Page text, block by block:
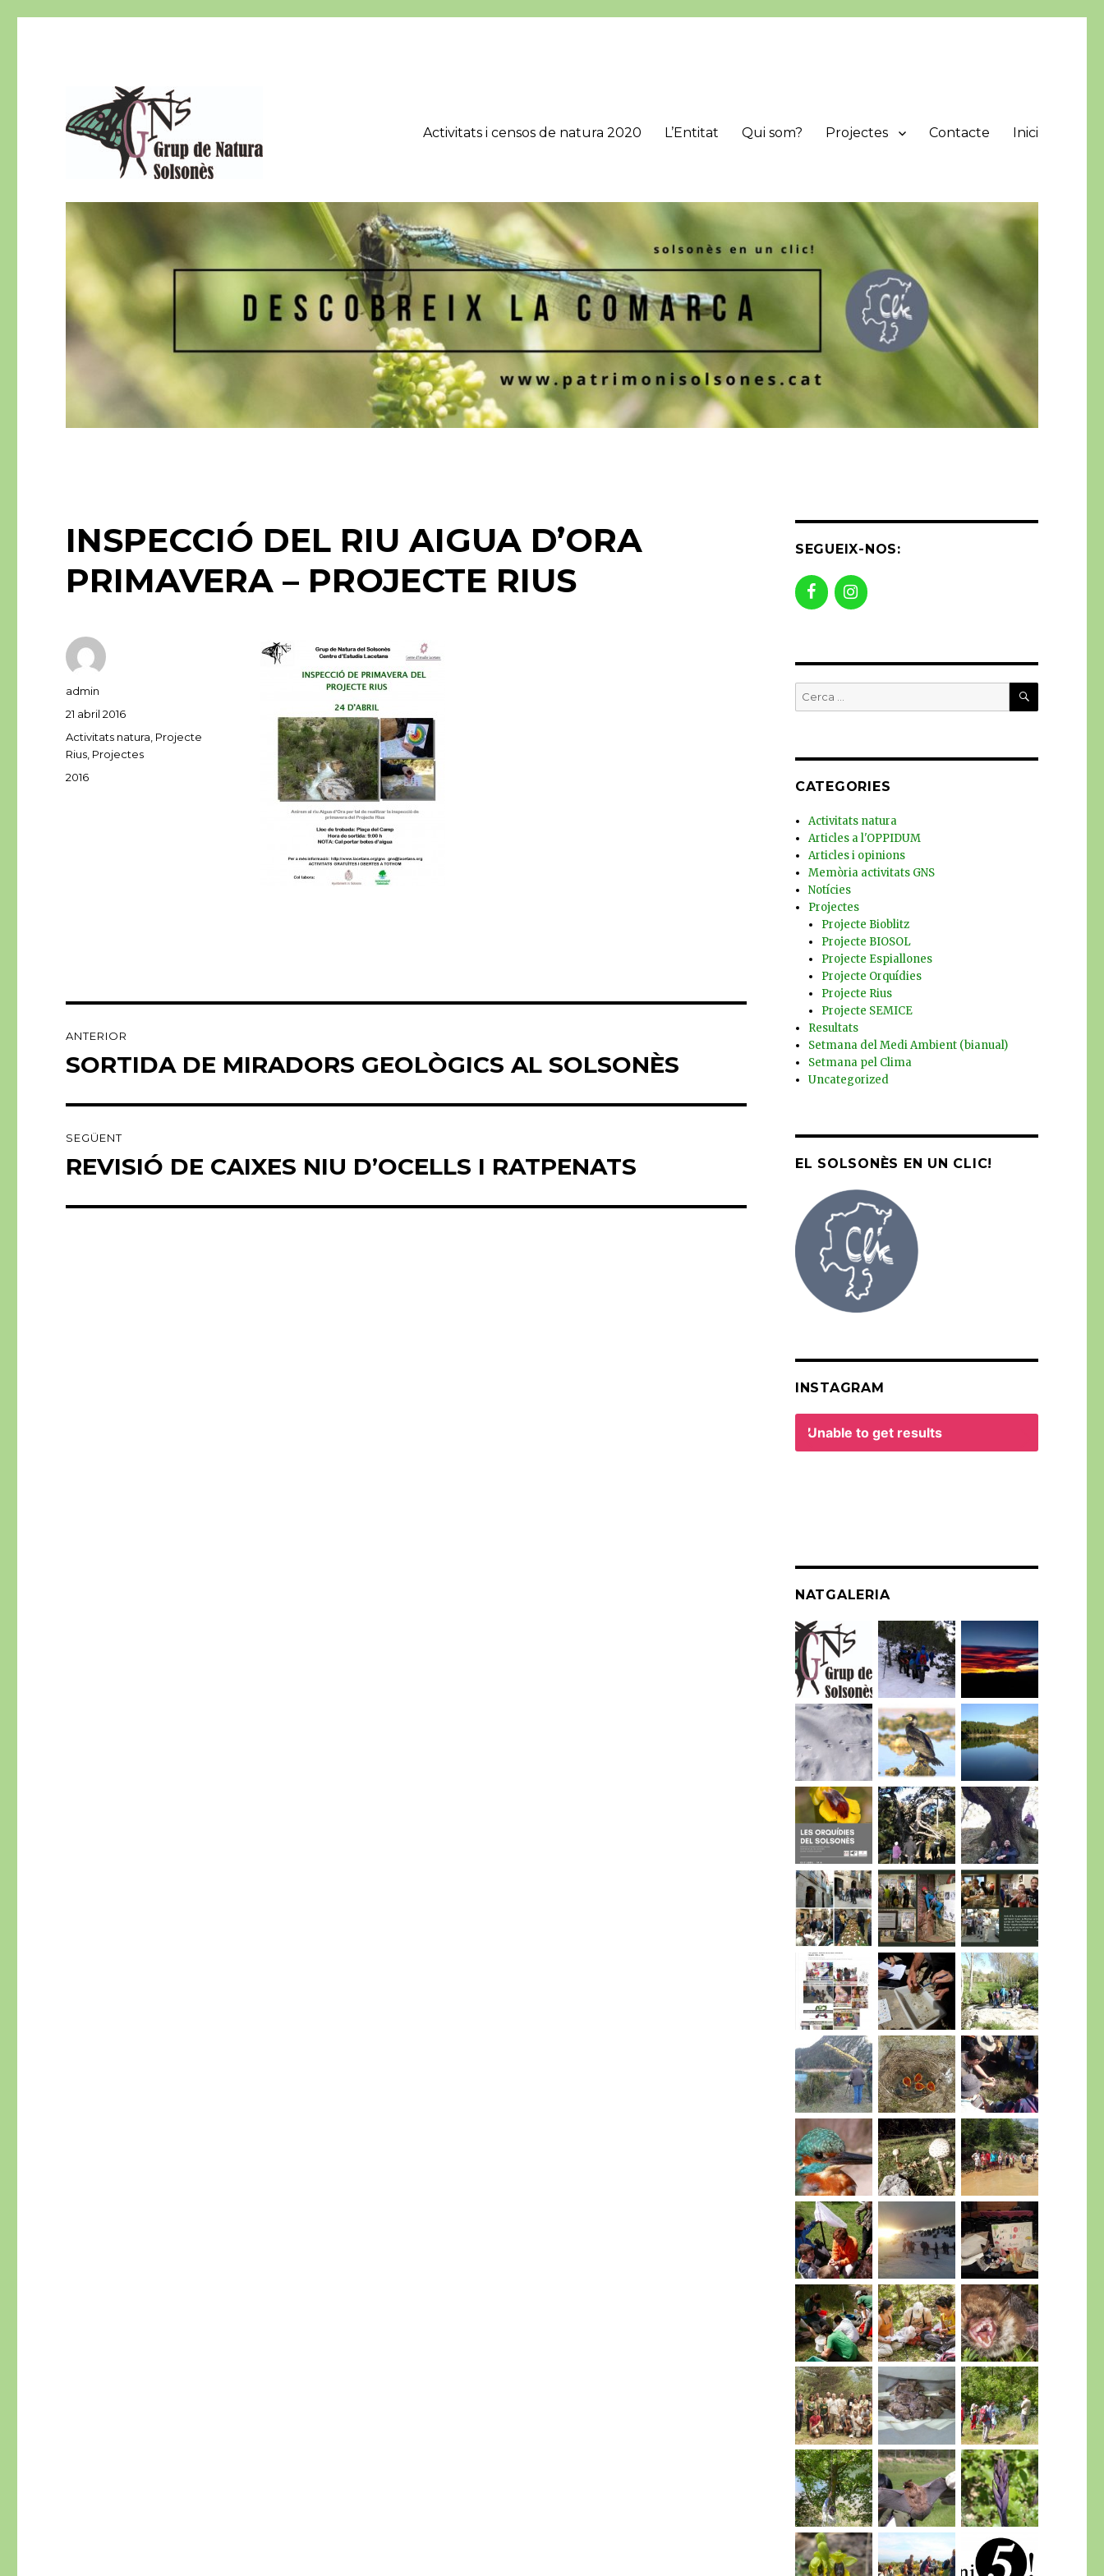
Grup de Natura del Solsonès
Activitats i censos de natura 2020 L’Entitat Qui som? Projectes Contacte Inici
INSPECCIÓ DEL RIU AIGUA D’ORA
PRIMAVERA – PROJECTE RIUS
Autor
admin
Publicat
21 abril 2016
Categories
Activitats natura Projecte
Rius Projectes
Etiquetes
2016
d'entrades
ANTERIOR
Entrada
SORTIDA DE MIRADORS GEOLÒGICS AL SOLSONÈS
SEGÜENT
Entrada
REVISIÓ DE CAIXES NIU D’OCELLS I RATPENATS
SEGUEIX-NOS:
Buscar
per:
CERCA
CATEGORIES
Activitats natura
Articles a l'OPPIDUM
Articles i opinions
Memòria activitats GNS
Notícies
Projectes
Projecte Bioblitz
Projecte BIOSOL
Projecte Espiallones
Projecte Orquídies
Projecte Rius
Projecte SEMICE
Resultats
Setmana del Medi Ambient (bianual)
Setmana pel Clima
Uncategorized
EL SOLSONÈS EN UN CLIC!
INSTAGRAM
Unable to get results
NATGALERIA